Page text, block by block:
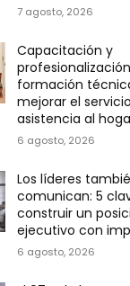
7 agosto, 2026
Capacitación y
formación
mejorar el
asistencia al
6 agosto, 2026
Los líderes
comunican: 5
construir un
ejecutivo con
6 agosto, 2026